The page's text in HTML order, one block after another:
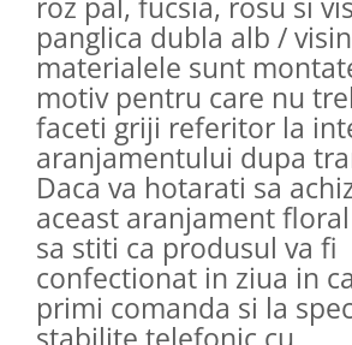
panglica dubla alb /
materialele sunt
motiv pentru care nu
faceti griji referitor la
aranjamentului dupa
Daca va hotarati sa
aceast aranjament
sa stiti ca produsul va fi
confectionat in ziua in
primi comanda si la